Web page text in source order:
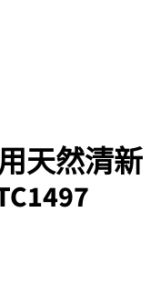
天然清新